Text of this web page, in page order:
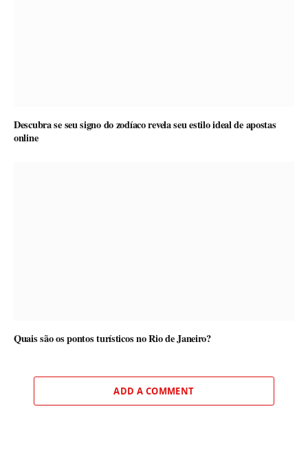
Descubra se seu signo do zodíaco revela seu estilo ideal de apostas
online
Quais são os pontos turísticos no Rio de Janeiro?
ADD A COMMENT